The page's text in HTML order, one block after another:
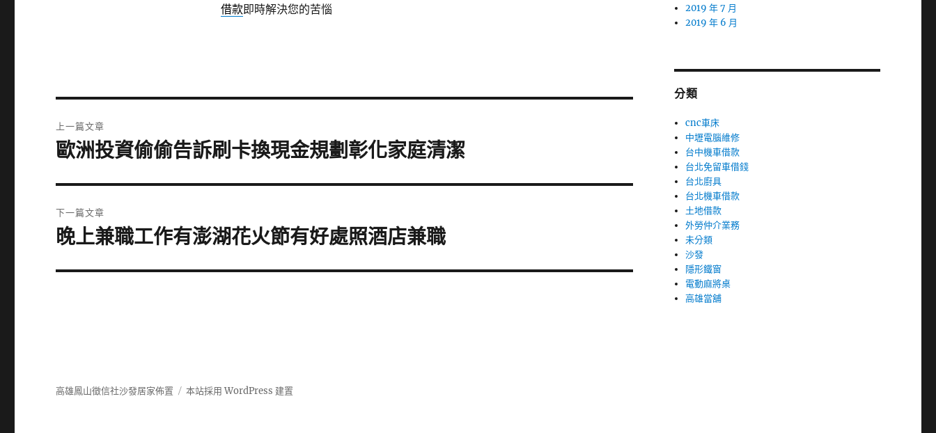
借款即時解決您的苦惱
章
上一篇文章
上
篇
文
章:
歐洲投資偷偷告訴刷卡換現金規劃彰化家庭清潔
下一篇文章
下
篇
晚上兼職工作有澎湖花火節有好處照酒店兼職
2019 年 7 月
2019 年 6 月
分類
cnc車床
中壢電腦維修
台中機車借款
台北免留車借錢
台北廚具
台北機車借款
土地借款
外勞仲介業務
未分類
沙發
隱形鐵窗
電動麻將桌
高雄當舖
高雄鳳山徵信社沙發居家佈置 本站採用 WordPress 建置